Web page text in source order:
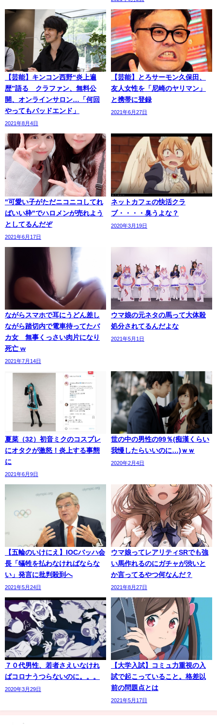
【芸能】キンコン西野“炎上遍
歴”語る クラファン、無料公
開、オンラインサロン…「何回
やってもバッドエンド」
2021年8月4日
【芸能】とろサーモン久保田、
友人女性を「尼崎のヤリマン」
と携帯に登録
2021年6月27日
"可愛い子がただニコニコしてれ
ばいい枠"でハロメンが売れよう
としてるんだぞ
2021年6月17日
ネットカフェの快活クラ
ブ・・・・臭うよな？
2020年3月19日
ながらスマホで耳にうどん差し
ながら踏切内で電車待ってたバ
カ女 無事くっさい肉片になり
死亡 w
2021年7月14日
ウマ娘の元ネタの馬って大体殺
処分されてるんだよな
2021年5月1日
夏菜（32）初音ミクのコスプレ
にオタクが激怒！炎上する事態
に
2021年6月9日
世の中の男性の99％(痴漢くらい
我慢したらいいのに…)ｗｗ
2020年2月4日
【五輪のいけにえ】IOCバッハ会
長「犠牲を払わなければならな
い」発言に批判殺到へ
2021年5月24日
ウマ娘ってレアリティSRでも強
い馬作れるのにガチャが渋いと
か言ってるやつ何なんだ？
2021年8月27日
７０代男性、若者さえいなけれ
ばコロナうつらないのに。。。
2020年3月29日
【大学入試】コミュ力重視の入
試で起こっていること。格差以
前の問題点とは
2021年5月17日